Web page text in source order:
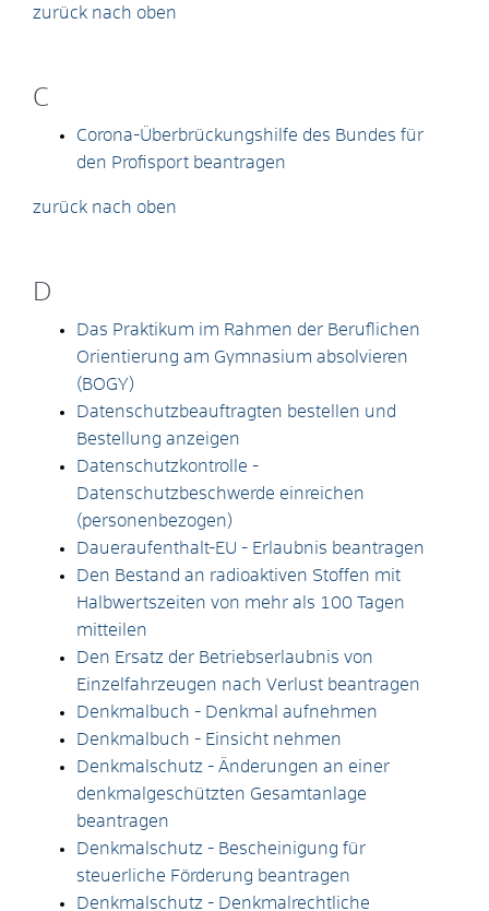
zurück nach oben
C
Corona-Überbrückungshilfe des Bundes für
den Profisport beantragen
zurück nach oben
D
Das Praktikum im Rahmen der Beruflichen
Orientierung am Gymnasium absolvieren
(BOGY)
Datenschutzbeauftragten bestellen und
Bestellung anzeigen
Datenschutzkontrolle -
Datenschutzbeschwerde einreichen
(personenbezogen)
Daueraufenthalt-EU - Erlaubnis beantragen
Den Bestand an radioaktiven Stoffen mit
Halbwertszeiten von mehr als 100 Tagen
mitteilen
Den Ersatz der Betriebserlaubnis von
Einzelfahrzeugen nach Verlust beantragen
Denkmalbuch - Denkmal aufnehmen
Denkmalbuch - Einsicht nehmen
Denkmalschutz - Änderungen an einer
denkmalgeschützten Gesamtanlage
beantragen
Denkmalschutz - Bescheinigung für
steuerliche Förderung beantragen
Denkmalschutz - Denkmalrechtliche